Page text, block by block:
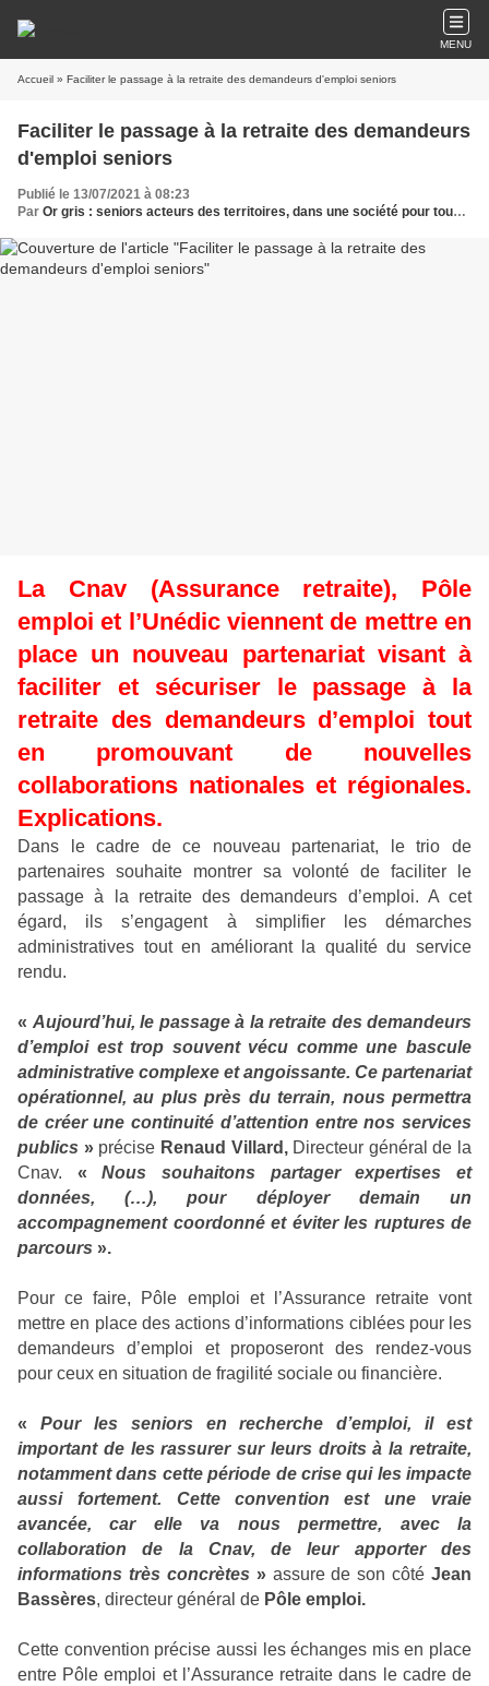
MENU
Accueil » Faciliter le passage à la retraite des demandeurs d'emploi seniors
Faciliter le passage à la retraite des demandeurs
d'emploi seniors
Publié le 13/07/2021 à 08:23
Par Or gris : seniors acteurs des territoires, dans une société pour tous les âges
La Cnav (Assurance retraite), Pôle
emploi et l’Unédic viennent de mettre en
place un nouveau partenariat visant à
faciliter et sécuriser le passage à la
retraite des demandeurs d’emploi tout
en promouvant de nouvelles
collaborations nationales et régionales.
Explications.
Dans le cadre de ce nouveau partenariat, le trio de
partenaires souhaite montrer sa volonté de faciliter le
passage à la retraite des demandeurs d’emploi. A cet
égard, ils s’engagent à simplifier les démarches
administratives tout en améliorant la qualité du service
rendu.
« Aujourd’hui, le passage à la retraite des demandeurs
d’emploi est trop souvent vécu comme une bascule
administrative complexe et angoissante. Ce partenariat
opérationnel, au plus près du terrain, nous permettra
de créer une continuité d’attention entre nos services
publics »précise Renaud Villard,Directeur général de la
Cnav. «Nous souhaitons partager expertises et
données, (…), pour déployer demain un
accompagnement coordonné et éviter les ruptures de
parcours ».
Pour ce faire, Pôle emploi et l’Assurance retraite vont
mettre en place des actions d’informations ciblées pour les
demandeurs d’emploi et proposeront des rendez-vous
pour ceux en situation de fragilité sociale ou financière.
« Pour les seniors en recherche d’emploi, il est
important de les rassurer sur leurs droits à la retraite,
notamment dans cette période de crise qui les impacte
aussi fortement. Cette convention est une vraie
avancée, car elle va nous permettre, avec la
collaboration de la Cnav, de leur apporter des
informations très concrètes »assure de son côté Jean
Bassères, directeur général de Pôle emploi.
Cette convention précise aussi les échanges mis en place
entre Pôle emploi et l’Assurance retraite dans le cadre de